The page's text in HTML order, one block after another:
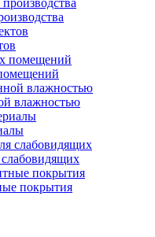
влажностью
покрытия